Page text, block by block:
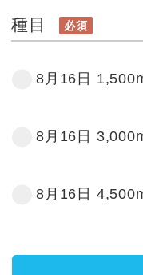
種目 必須
8月16日
8月16日
8月16日